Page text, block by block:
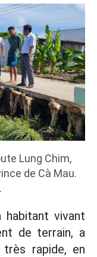
Lung Chim,
de Cà Mau.
habitant vivant
de terrain, a
rapide, en